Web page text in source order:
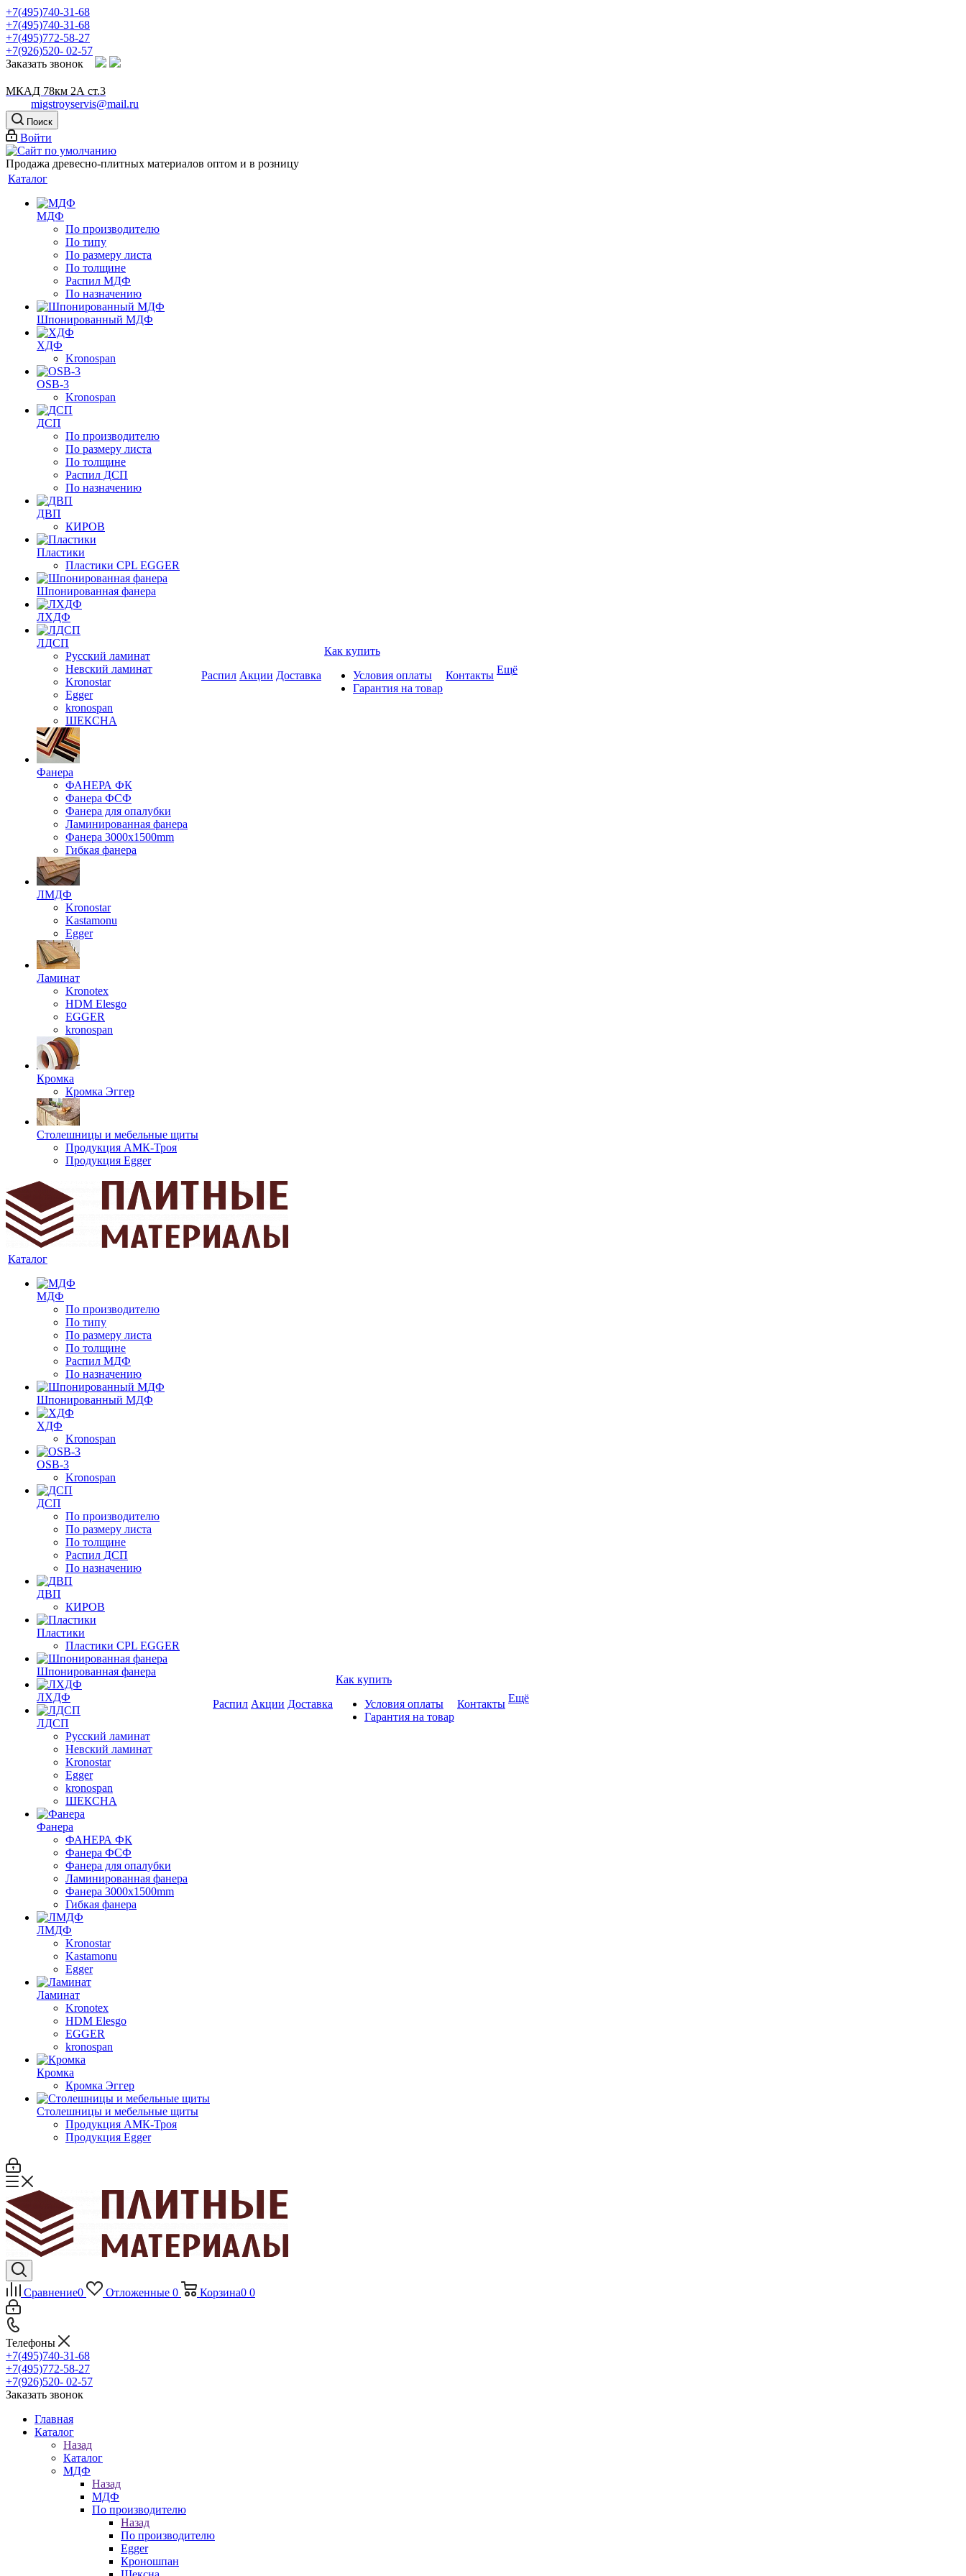
+7(495)740-31-68
+7(495)740-31-68
+7(495)772-58-27
+7(926)520- 02-57
Заказать звонок
МКАД 78км 2А ст.3
migstroyservis@mail.ru
Поиск
Войти
Продажа древесно-плитных материалов оптом и в розницу
Каталог
МДФ
По производителю
По типу
По размеру листа
По толщине
Распил МДФ
По назначению
Шпонированный МДФ
ХДФ
Kronospan
OSB-3
Kronospan
ДСП
По производителю
По размеру листа
По толщине
Распил ДСП
По назначению
ДВП
КИРОВ
Пластики
Пластики CPL EGGER
Шпонированная фанера
ЛХДФ
ЛДСП
Русский ламинат
Невский ламинат
Kronostar
Egger
kronospan
ШЕКСНА
Фанера
ФАНЕРА ФК
Фанера ФСФ
Фанера для опалубки
Ламинированная фанера
Фанера 3000х1500mm
Гибкая фанера
ЛМДФ
Kronostar
Kastamonu
Egger
Ламинат
Kronotex
HDM Elesgo
EGGER
kronospan
Кромка
Кромка Эггер
Столешницы и мебельные щиты
Продукция АМК-Троя
Продукция Egger
Распил Акции Доставка
Как купить
Условия оплаты
Гарантия на товар
Контакты Ещё
Каталог
МДФ
По производителю
По типу
По размеру листа
По толщине
Распил МДФ
По назначению
Шпонированный МДФ
ХДФ
Kronospan
OSB-3
Kronospan
ДСП
По производителю
По размеру листа
По толщине
Распил ДСП
По назначению
ДВП
КИРОВ
Пластики
Пластики CPL EGGER
Шпонированная фанера
ЛХДФ
ЛДСП
Русский ламинат
Невский ламинат
Kronostar
Egger
kronospan
ШЕКСНА
Фанера
ФАНЕРА ФК
Фанера ФСФ
Фанера для опалубки
Ламинированная фанера
Фанера 3000х1500mm
Гибкая фанера
ЛМДФ
Kronostar
Kastamonu
Egger
Ламинат
Kronotex
HDM Elesgo
EGGER
kronospan
Кромка
Кромка Эггер
Столешницы и мебельные щиты
Продукция АМК-Троя
Продукция Egger
Распил Акции Доставка
Как купить
Условия оплаты
Гарантия на товар
Контакты Ещё
Сравнение0 Отложенные 0 Корзина0 0
Телефоны
+7(495)740-31-68
+7(495)772-58-27
+7(926)520- 02-57
Заказать звонок
Главная
Каталог
Назад
Каталог
МДФ
Назад
МДФ
По производителю
Назад
По производителю
Egger
Кроношпан